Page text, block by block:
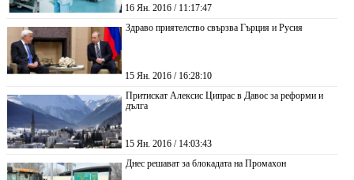
16 Ян. 2016 / 11:17:47
Здраво приятелство свързва Гърция и Русия
15 Ян. 2016 / 16:28:10
Притискат Алексис Ципрас в Давос за реформи и
дълга
15 Ян. 2016 / 14:03:43
Днес решават за блокадата на Промахон